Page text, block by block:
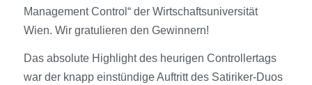
Management Control“ der Wirtschaftsuniversität
Wien. Wir gratulieren den Gewinnern!
Das absolute Highlight des heurigen Controllertags
war der knapp einstündige Auftritt des Satiriker-Duos